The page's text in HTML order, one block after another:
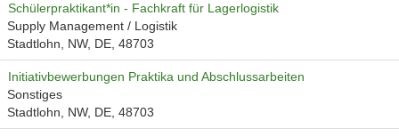
Schülerpraktikant*in - Fachkraft für Lagerlogistik
Supply Management / Logistik
Stadtlohn, NW, DE, 48703
Initiativbewerbungen Praktika und Abschlussarbeiten
Sonstiges
Stadtlohn, NW, DE, 48703